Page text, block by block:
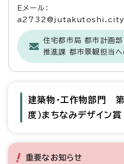
Eメール：
住宅都市局 都市計画部
推進課 都市景観担当
建築物・工作物部門
度）まちなみデザイン賞
重要なお知らせ